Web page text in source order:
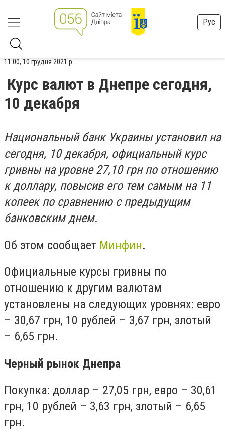
Рус
11:00, 10 грудня 2021 р.
Курс валют в Днепре сегодня,
10 декабря
Национальный банк Украины установил на
сегодня, 10 декабря, официальный курс
гривны на уровне 27,10 грн по отношению
к доллару, повысив его тем самым на 11
копеек по сравнению с предыдущим
банковским днем.
Об этом сообщает Минфин.
Официальные курсы гривны по
отношению к другим валютам
установлены на следующих уровнях: евро
– 30,67 грн, 10 рублей – 3,67 грн, злотый
– 6,65 грн.
Черный рынок Днепра
Покупка: доллар – 27,05 грн, евро – 30,61
грн, 10 рублей – 3,63 грн, злотый – 6,65
грн.